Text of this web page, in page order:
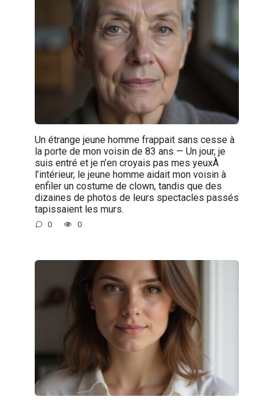
Un étrange jeune homme frappait sans cesse à
la porte de mon voisin de 83 ans — Un jour, je
suis entré et je n’en croyais pas mes yeuxÀ
l’intérieur, le jeune homme aidait mon voisin à
enfiler un costume de clown, tandis que des
dizaines de photos de leurs spectacles passés
tapissaient les murs.
0 0